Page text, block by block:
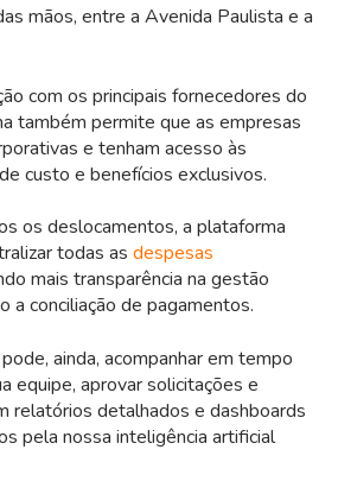
mãos, entre a Avenida Paulista e a
com os principais fornecedores do
também permite que as empresas
e tenham acesso às
custo e benefícios exclusivos.
os deslocamentos, a plataforma
todas as despesas
mais transparência na gestão
a conciliação de pagamentos.
ainda, acompanhar em tempo
equipe, aprovar solicitações e
relatórios detalhados e dashboards
pela nossa inteligência artificial